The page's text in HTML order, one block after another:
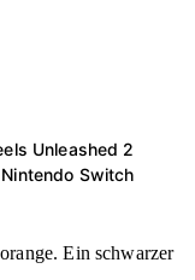
Unleashed 2
Switch